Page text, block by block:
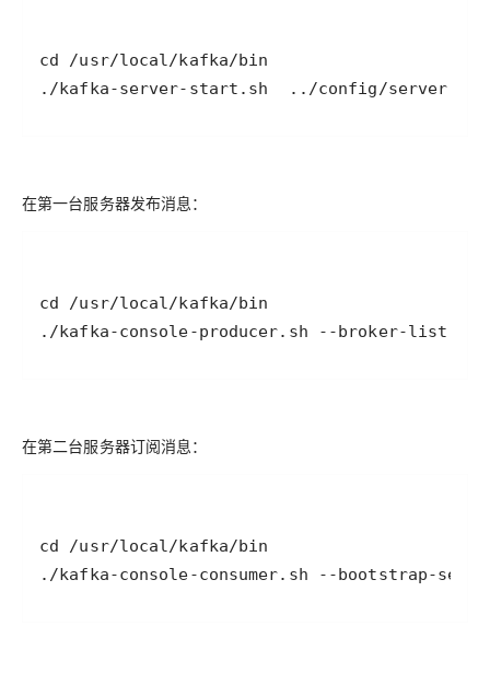
./kafka-server-start.sh  ../config/
在第一台服务器发布消息：
./kafka-console-producer.sh --broker-list
在第二台服务器订阅消息：
./kafka-console-consumer.sh --bootstrap-